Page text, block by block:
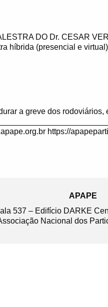
DO Dr. CESAR
híbrida (presencial e
a greve dos
https://
APAPE
537 – Edifício DARKE
Nacional dos